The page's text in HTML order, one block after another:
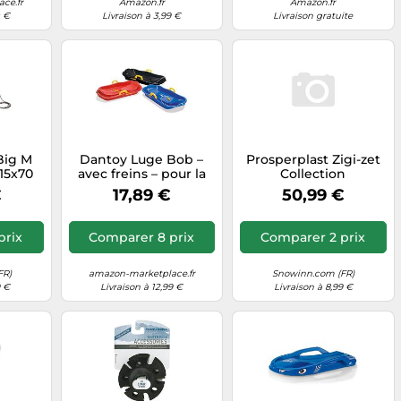
€
Amazon.fr
Livraison à 3,99 €
Amazon.fr
Livraison gratuite
M
€
Dantoy Luge Bob –
avec freins – pour la
neige – Fabriquée au
Danemark – Plusieurs
17,89 €
Comparer 8 prix
amazon-marketplace.fr
Livraison à 12,99 €
Prosperplast Zigi-zet
Collection
91.3x29.1x44.9 Cm
Sledge Bleu Enfants
50,99 €
Comparer 2 prix
Snowinn.com (FR)
Livraison à 8,99 €